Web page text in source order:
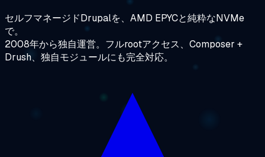
セルフマネージドDrupalを、AMD EPYCと純粋なNVMe
で。
2008年から独自運営。フルrootアクセス、Composer +
Drush、独自モジュールにも完全対応。